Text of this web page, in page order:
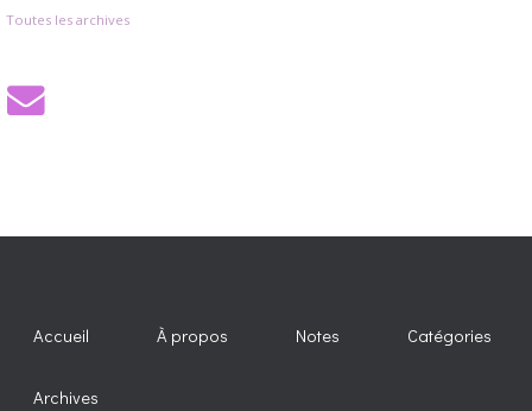
Toutes les archives
Accueil À propos Notes Catégories
Archives